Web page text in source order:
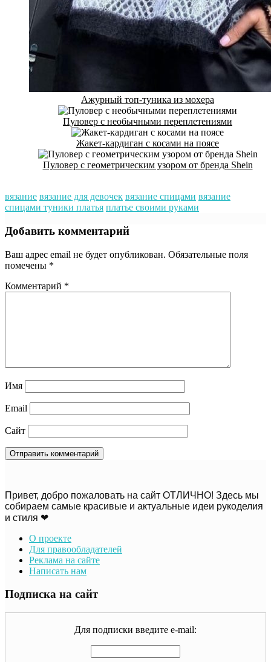
Ажурный топ-туника из мохера
Пуловер с необычными переплетениями
Жакет-кардиган с косами на поясе
Пуловер с геометрическим узором от бренда Shein
вязание вязание для девочек вязание спицами вязание
спицами туники платья платье своими руками
Добавить комментарий
Ваш адрес email не будет опубликован. Обязательные поля
помечены *
Комментарий *
Имя
Email
Сайт
Привет, добро пожаловать на сайт ОТЛИЧНО! Здесь мы
собираем самые красивые и актуальные идеи рукоделия
и стиля ❤
О проекте
Для правообладателей
Реклама на сайте
Написать нам
Подписка на сайт
Для подписки введите e-mail: